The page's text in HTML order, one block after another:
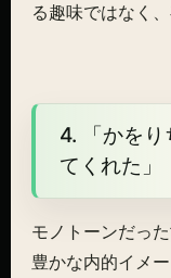
る趣味ではなく
4. 「かを
てくれた」
モノトーンだっ
豊かな内的イメ